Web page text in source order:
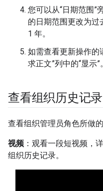
您可以从“日期范围”
的日期范围更改为过
1 年。
如需查看更新操作的
求正文”列中的“显示”。
查看组织历史记录
查看组织管理员角色所做
视频 ：观看一段短视频，
组织历史记录。